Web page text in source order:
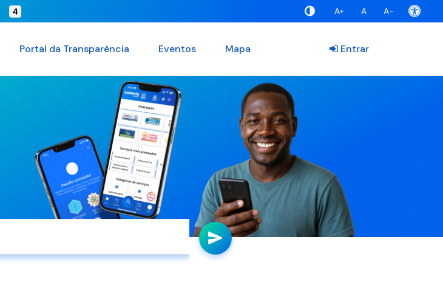
4 A+ A A-
Portal da Transparência Eventos Mapa Entrar